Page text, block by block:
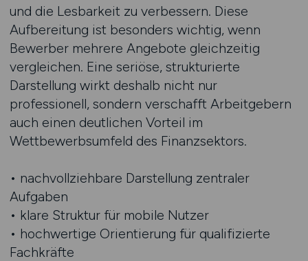
und die Lesbarkeit zu verbessern. Diese
Aufbereitung ist besonders wichtig, wenn
Bewerber mehrere Angebote gleichzeitig
vergleichen. Eine seriöse, strukturierte
Darstellung wirkt deshalb nicht nur
professionell, sondern verschafft Arbeitgebern
auch einen deutlichen Vorteil im
Wettbewerbsumfeld des Finanzsektors.
• nachvollziehbare Darstellung zentraler
Aufgaben
• klare Struktur für mobile Nutzer
• hochwertige Orientierung für qualifizierte
Fachkräfte